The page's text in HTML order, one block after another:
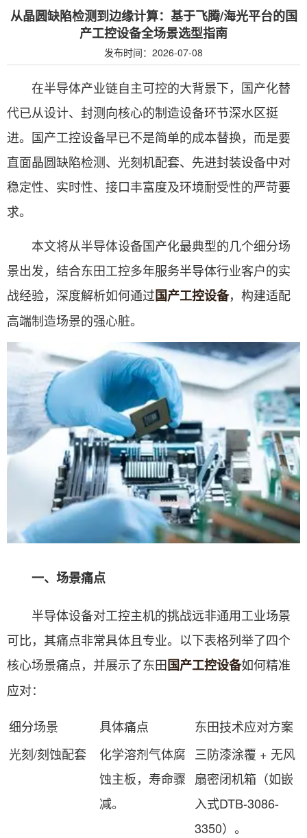
从晶圆缺陷检测到边缘计算：基于飞腾/海光平台的国
产工控设备全场景选型指南
发布时间：2026-07-08
在半导体产业链自主可控的大背景下，国产化替
代已从设计、封测向核心的制造设备环节深水区挺
进。国产工控设备早已不是简单的成本替换，而是要
直面晶圆缺陷检测、光刻机配套、先进封装设备中对
稳定性、实时性、接口丰富度及环境耐受性的严苛要
求。
本文将从半导体设备国产化最典型的几个细分场
景出发，结合东田工控多年服务半导体行业客户的实
战经验，深度解析如何通过国产工控设备，构建适配
高端制造场景的强心脏。
一、场景痛点
半导体设备对工控主机的挑战远非通用工业场景
可比，其痛点非常具体且专业。以下表格列举了四个
核心场景痛点，并展示了东田国产工控设备如何精准
应对：
细分场景 具体痛点
东田技术应对方案
光刻/刻蚀配套
化学溶剂气体腐
蚀主板，寿命骤
减。
三防漆涂覆 + 无风
扇密闭机箱（如嵌
入式DTB-3086-
3350）。